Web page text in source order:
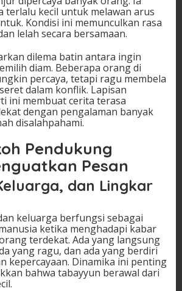
terlalu kecil untuk melawan arus
Kondisi ini memunculkan rasa
lelah secara bersamaan.
dilema batin antara ingin
diam. Beberapa orang di
percaya, tetapi ragu membela
dalam konflik. Lapisan
ini membuat cerita terasa
dengan pengalaman banyak
disalahpahami.
Pendukung
Pesan
dan Lingkar
keluarga berfungsi sebagai
ketika menghadapi kabar
terdekat. Ada yang langsung
yang ragu, dan ada yang berdiri
kepercayaan. Dinamika ini penting
bahwa tabayyun berawal dari